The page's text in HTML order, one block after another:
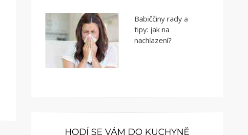
Babiččiny rady a
tipy: jak na
nachlazení?
HODÍ SE VÁM DO KUCHYNĚ